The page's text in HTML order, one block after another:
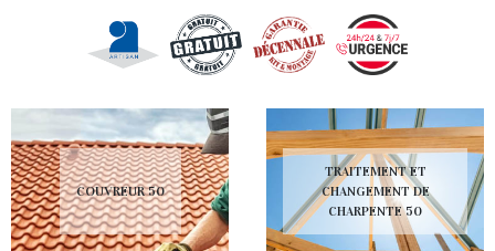
COUVREUR 50
TRAITEMENT ET
CHANGEMENT DE
CHARPENTE 50